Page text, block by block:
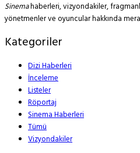
Sinemahaberleri, vizyondakiler,
yönetmenler ve oyuncular hakkında
Kategoriler
Dizi Haberleri
İnceleme
Listeler
Röportaj
Sinema Haberleri
Tümü
Vizyondakiler